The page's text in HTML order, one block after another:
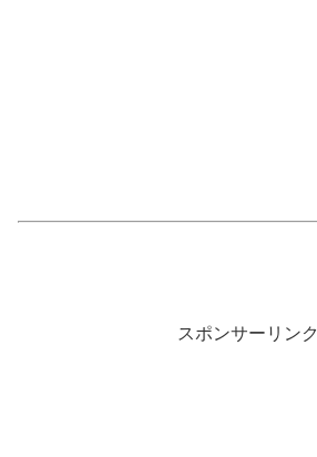
スポンサーリンク